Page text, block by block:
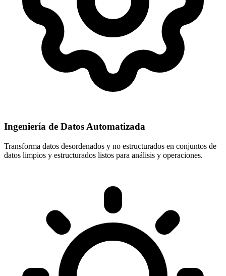
Ingeniería de Datos Automatizada
Transforma datos desordenados y no estructurados en conjuntos de
datos limpios y estructurados listos para análisis y operaciones.